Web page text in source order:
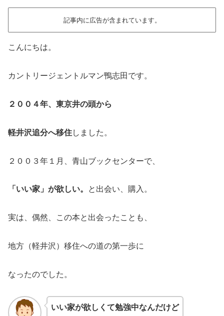
記事内に広告が含まれています。
こんにちは。
カントリージェントルマン鴨志田です。
２００４年、東京井の頭から
軽井沢追分へ移住しました。
２００３年１月、青山ブックセンターで、
「いい家」が欲しい。 と出会い、購入。
実は、偶然、この本と出会ったことも、
地方（軽井沢）移住への道の第一歩に
なったのでした。
いい家が欲しくて勉強中なんだけど